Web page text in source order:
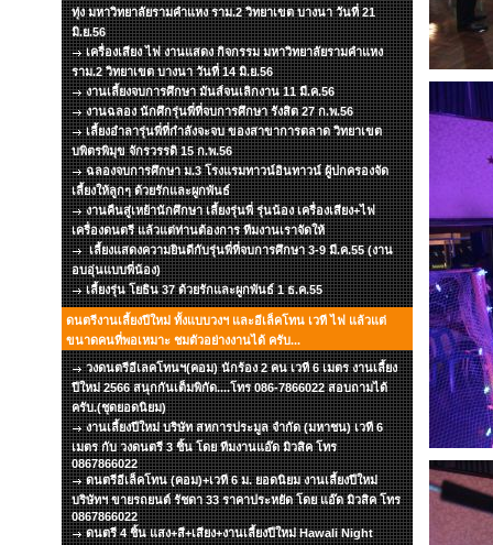
ทุ่ง มหาวิทยาลัยรามคำแหง ราม.2 วิทยาเขต บางนา วันที่ 21
มิ.ย.56
เครื่องเสียง ไฟ งานแสดง กิจกรรม มหาวิทยาลัยรามคำแหง
ราม.2 วิทยาเขต บางนา วันที่ 14 มิ.ย.56
งานเลี้ยงจบการศึกษา มันส์จนเลิกงาน 11 มี.ค.56
งานฉลอง นักศึกรุ่นพี่ที่จบการศึกษา รังสิต 27 ก.พ.56
เลี้ยงอำลารุ่นพี่ที่กำลังจะจบ ของสาขาการตลาด วิทยาเขต
บพิตรพิมุข จักรวรรดิ 15 ก.พ.56
ฉลองจบการศึกษา ม.3 โรงแรมทาวน์อินทาวน์ ผู้ปกครองจัด
เลี้ยงให้ลูกๆ ด้วยรักและผูกพันธ์
งานคืนสู่เหย้านักศึกษา เลี้ยงรุ่นพี่ รุ่นน้อง เครื่องเสียง+ไฟ
เครื่องดนตรี แล้วแต่ท่านต้องการ ทีมงานเราจัดให้
เลี้ยงแสดงความยินดีกับรุ่นพี่ที่จบการศึกษา 3-9 มี.ค.55 (งาน
อบอุ่นแบบพี่น้อง)
เลี้ยงรุ่น โยธิน 37 ด้วยรักและผูกพันธ์ 1 ธ.ค.55
ดนตรีงานเลี้ยงปีใหม่ ทั้งแบบวงฯ และอีเล็คโทน เวที ไฟ แล้วแต่
ขนาดคนที่พอเหมาะ ชมตัวอย่างงานได้ ครับ...
วงดนตรีอีเลคโทนฯ(คอม) นักร้อง 2 คน เวที 6 เมตร งานเลี้ยง
ปีใหม่ 2566 สนุกกันเต็มพิกัด....โทร 086-7866022 สอบถามได้
ครับ.(ชุดยอดนิยม)
งานเลี้ยงปีใหม่ บริษัท สหการประมูล จำกัด (มหาชน) เวที 6
เมตร กับ วงดนตรี 3 ชิ้น โดย ทีมงานแอ๊ด มิวสิค โทร
0867866022
ดนตรีอีเล็คโทน (คอม)+เวที 6 ม. ยอดนิยม งานเลี้ยงปีใหม่
บริษัทฯ ขายรถยนต์ รัชดา 33 ราคาประหยัด โดย แอ๊ด มิวสิค โทร
0867866022
ดนตรี 4 ชิ้น แสง+สี+เสียง+งานเลี้ยงปีใหม่ Hawali Night